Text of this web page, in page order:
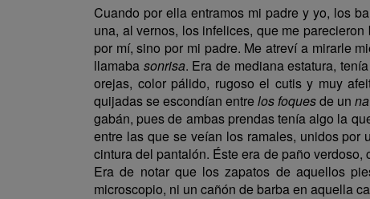
Cuando por ella entramos mi padre y yo, los
una, al vernos, los infelices, que me
por mí, sino por mi padre. Me atreví a mirarle
llamaba sonrisa. Era de mediana estatura,
orejas, color pálido, rugoso el cutis y muy
quijadas se escondían entrelos foquesde un
gabán, pues de ambas prendas tenía algo la
entre las que se veían los ramales, unidos
cintura del pantalón. Éste era de paño
Era de notar que los zapatos de aquellos
microscopio, ni un cañón de barba en aquella